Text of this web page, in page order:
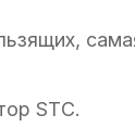
STС.